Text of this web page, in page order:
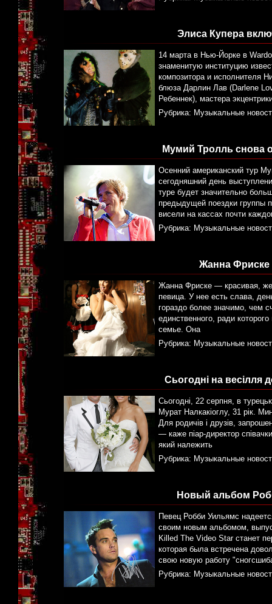
Элиса Купера
14 марта в Нью-Йорке в
знаменитую институцию
композитора и исполнителя
блюза Дарлин Лав (Darlene
Ребеннек), мастера
Рубрика: Музыкальные
Мумий Тролль снова
Осенний американский тур
сегодняшний день
туре будет значительно
предыдущей поездки группы
висели на кассах почти
Рубрика: Музыкальные
Жанна Фриске
Жанна Фриске — красивая,
певица. У нее есть слава,
гораздо более значимо, чем
единственного, ради
семье. Она
Рубрика: Музыкальные
Сьогодні на весілля
Сьогодні, 22 серпня, в
Мурат Налкакіоглу, 31 рік.
Для родичів і друзів,
— каже піар-директор
який належить
Рубрика: Музыкальные
Новый альбом
Певец Робби Уильямс
своим новым альбомом,
Killed The Video Star станет
которая была встречена
свою новую работу
Рубрика: Музыкальные